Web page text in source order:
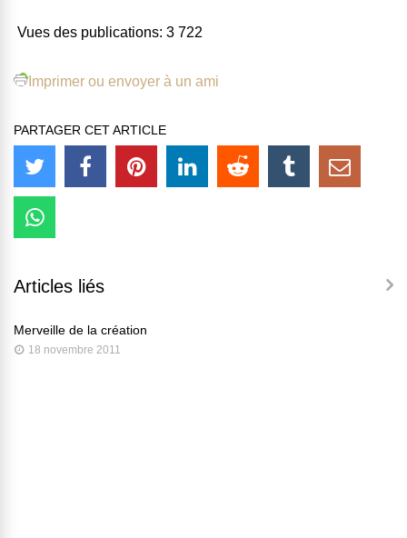
Vues des publications: 3 722
Imprimer ou envoyer à un ami
PARTAGER CET ARTICLE
Articles liés
Merveille de la création
18 novembre 2011